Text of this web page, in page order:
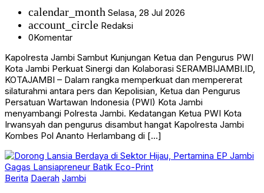
calendar_month Selasa, 28 Jul 2026
account_circle Redaksi
0Komentar
Kapolresta Jambi Sambut Kunjungan Ketua dan Pengurus PWI
Kota Jambi Perkuat Sinergi dan Kolaborasi SERAMBIJAMBI.ID,
KOTAJAMBI – Dalam rangka memperkuat dan mempererat
silaturahmi antara pers dan Kepolisian, Ketua dan Pengurus
Persatuan Wartawan Indonesia (PWI) Kota Jambi
menyambangi Polresta Jambi. Kedatangan Ketua PWI Kota
Irwansyah dan pengurus disambut hangat Kapolresta Jambi
Kombes Pol Ananto Herlambang di […]
Berita Daerah Jambi